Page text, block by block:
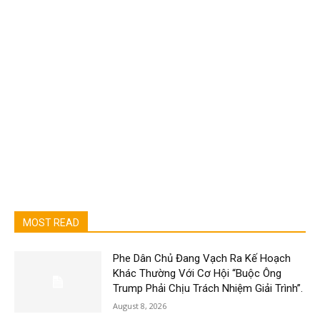
MOST READ
Phe Dân Chủ Đang Vạch Ra Kế Hoạch
Khác Thường Với Cơ Hội “Buộc Ông
Trump Phải Chịu Trách Nhiệm Giải Trình”.
August 8, 2026